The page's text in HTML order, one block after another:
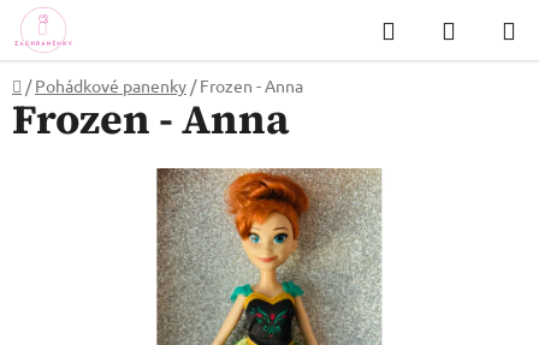
Přejít
na
obsah
Hledat
KOŠÍK
Domů
/ Pohádkové panenky / Frozen - Anna
Frozen - Anna